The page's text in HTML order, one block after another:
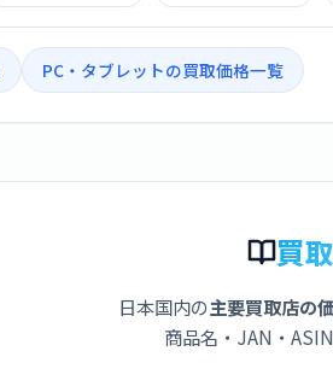
SSD2TB搭載モデ
ルMGEE4J/A [スペ
ースブラック]
SSD2TB搭載モデ
ルMGE74J/A [シル
バー]
PC・タブレットの買取価格一覧
買
日本国内の主要買取店の
商品名・JAN・